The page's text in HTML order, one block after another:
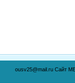
ousv25@mail.ru Сайт